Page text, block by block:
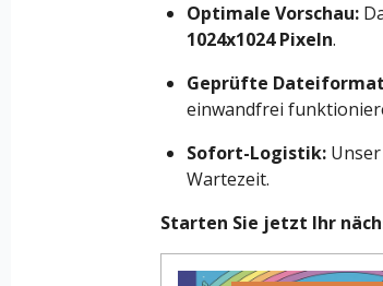
Optimale Vorschau:
1024x1024 Pixeln.
Geprüfte
einwandfrei
Sofort-Logistik:
Wartezeit.
Starten Sie jetzt Ihr